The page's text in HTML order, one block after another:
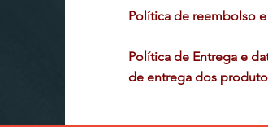
Política de reembolso
Política de Entrega e
de entrega dos